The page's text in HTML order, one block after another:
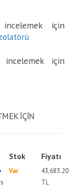
için
için
IÇIN
Stok Fiyatı
Var
43,683.20
TL